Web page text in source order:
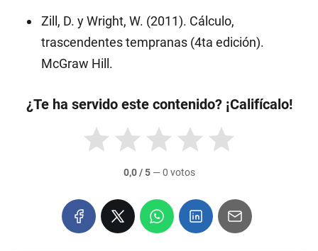
Zill, D. y Wright, W. (2011). Cálculo,
trascendentes tempranas (4ta edición).
McGraw Hill.
¿Te ha servido este contenido? ¡Califícalo!
0,0 / 5— 0 votos